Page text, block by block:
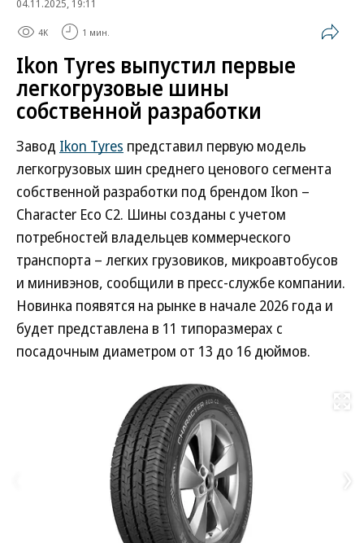
04.11.2025, 19:11
4K 1 мин.
Ikon Tyres выпустил первые
легкогрузовые шины
собственной разработки
Завод Ikon Tyres представил первую модель
легкогрузовых шин среднего ценового сегмента
собственной разработки под брендом Ikon –
Character Eco C2. Шины созданы с учетом
потребностей владельцев коммерческого
транспорта – легких грузовиков, микроавтобусов
и минивэнов, сообщили в пресс-службе компании.
Новинка появятся на рынке в начале 2026 года и
будет представлена в 11 типоразмерах с
посадочным диаметром от 13 до 16 дюймов.